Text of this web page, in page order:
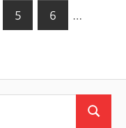
5 6 …
Suchen